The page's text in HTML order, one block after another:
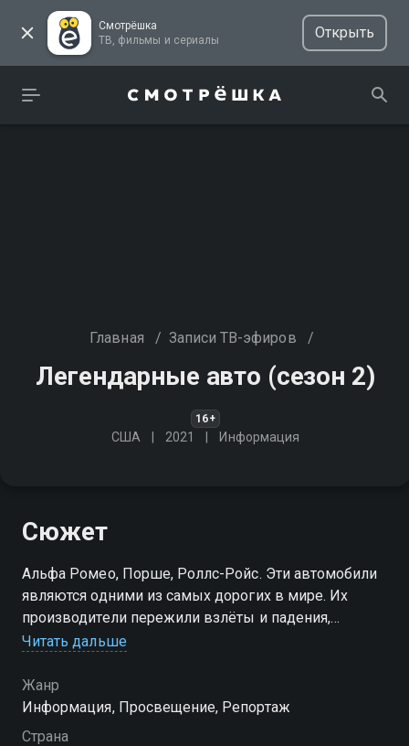
Смотрёшка
ТВ, фильмы и сериалы
Открыть
Главная / Записи ТВ-эфиров /
Легендарные авто (сезон 2)
16+
США 2021 Информация
Сюжет
Альфа Ромео, Порше, Роллс-Ройс. Эти автомобили
являются одними из самых дорогих в мире. Их
производители пережили взлёты и падения,
политические и экономические кризисы
Посмотреть онлайн 2 сезон сериала Легендарные
авто вы можете совершенно бесплатно в хорошем
HD качестве на Смотрёшке
Читать дальше
Жанр
Информация, Просвещение, Репортаж
Страна